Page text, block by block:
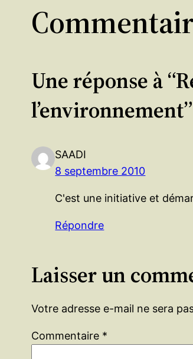
Une réponse à
l’environnement”
SAADI
8 septembre 2010
C'est une initiative et
Répondre
Laisser un
Votre adresse e-mail ne sera
Commentaire *